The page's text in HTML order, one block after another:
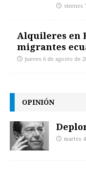
viernes
Alquileres en
migrantes
jueves 6 de agosto de
OPINIÓN
martes